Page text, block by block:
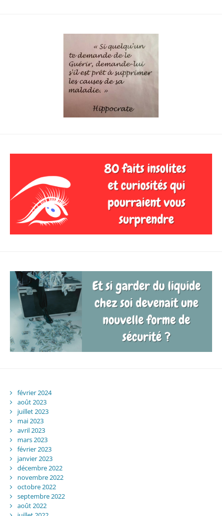
février 2024
août 2023
juillet 2023
mai 2023
avril 2023
mars 2023
février 2023
janvier 2023
décembre 2022
novembre 2022
octobre 2022
septembre 2022
août 2022